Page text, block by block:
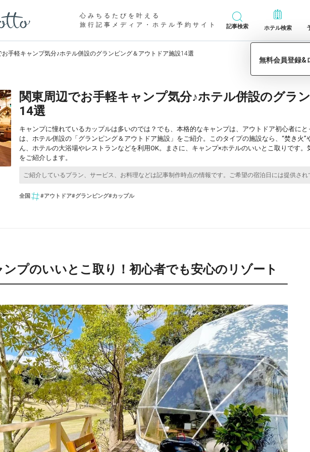
心みちるたびを叶える
旅行記事メディア・ホテル予約サイト
記事検索 ホテル検索
お手軽キャンプ気分♪ホテル併設のグランピング＆アウトドア施設14選
関東周辺でお手軽キャンプ気分♪ホテル併設のグラ
14選
キャンプに憧れているカップルは多いのでは？でも、本格的なキャンプは、アウトドア初心者に
は、ホテル併設の「グランピング＆アウトドア施設」をご紹介。このタイプの施設なら、“焚き火
ん、ホテルの大浴場やレストランなどを利用OK。まさに、キャンプ×ホテルのいいとこ取りです
をご紹介します。
全国 #アウトドア#グランピング#カップル
プのいいとこ取り！初心者でも安心のリゾート